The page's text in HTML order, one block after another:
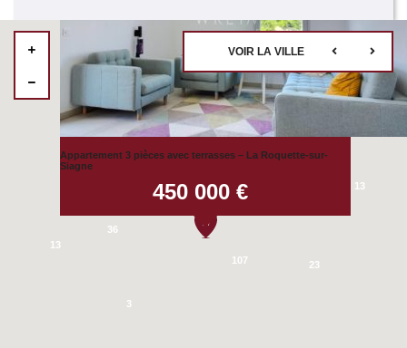
107
36
13
55
23
13
3
Appartement 3 pièces avec terrasses – La Roquette-sur-
Siagne
450 000 €
VOIR LA VILLE